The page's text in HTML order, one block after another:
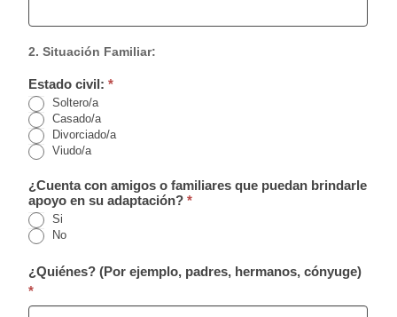
2. Situación Familiar:
Estado civil:*
Soltero/a
Casado/a
Divorciado/a
Viudo/a
¿Cuenta con amigos o familiares que puedan brindarle
apoyo en su adaptación?*
Si
No
¿Quiénes? (Por ejemplo, padres, hermanos, cónyuge)
*